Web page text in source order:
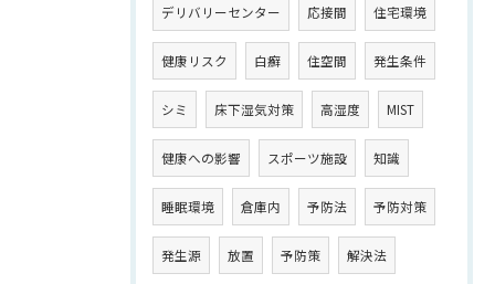
デリバリーセンター 応接間 住宅環境
健康リスク 白癬 住空間 発生条件
シミ 床下湿気対策 高湿度 MIST
健康への影響 スポーツ施設 知識
睡眠環境 倉庫内 予防法 予防対策
発生源 放置 予防策 解決法